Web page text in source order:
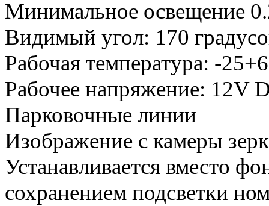
Минимальное освещение
Видимый угол: 170
Рабочая температура: -
Рабочее напряжение: 12V
Парковочные линии
Изображение с камеры
Устанавливается вместо
сохранением подсветки